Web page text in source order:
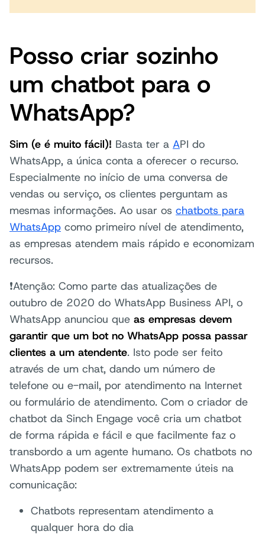
Posso criar sozinho
um chatbot para o
WhatsApp?
Sim (e é muito fácil)! Basta ter a API do
WhatsApp, a única conta a oferecer o recurso.
Especialmente no início de uma conversa de
vendas ou serviço, os clientes perguntam as
mesmas informações. Ao usar os chatbots para
WhatsApp como primeiro nível de atendimento,
as empresas atendem mais rápido e economizam
recursos.
❗️Atenção: Como parte das atualizações de
outubro de 2020 do WhatsApp Business API, o
WhatsApp anunciou que as empresas devem
garantir que um bot no WhatsApp possa passar
clientes a um atendente. Isto pode ser feito
através de um chat, dando um número de
telefone ou e-mail, por atendimento na Internet
ou formulário de atendimento. Com o criador de
chatbot da Sinch Engage você cria um chatbot
de forma rápida e fácil e que facilmente faz o
transbordo a um agente humano. Os chatbots no
WhatsApp podem ser extremamente úteis na
comunicação:
Chatbots representam atendimento a
qualquer hora do dia